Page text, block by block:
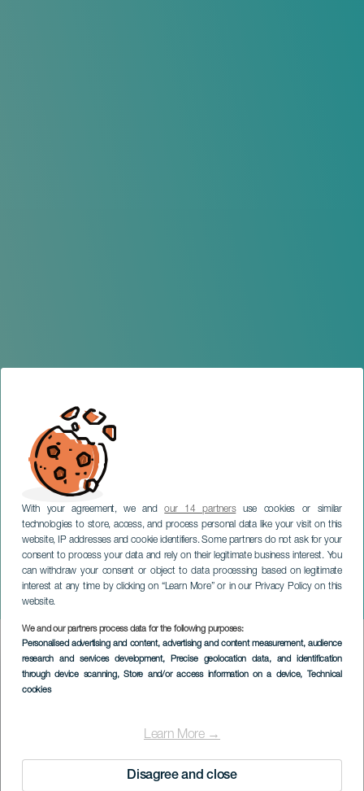
With your agreement, we andour 14 partnersuse cookies or similar
technologies to store, access, and process personal data like your visit on this
website, IP addresses and cookie identifiers. Some partners do not ask for your
consent to process your data and rely on their legitimate business interest. You
can withdraw your consent or object to data processing based on legitimate
interest at any time by clicking on “Learn More” or in our Privacy Policy on this
website.
We and our partners process data for the following purposes:
Personalised advertising and content, advertising and content measurement, audience
research and services development, Precise geolocation data, and identification
through device scanning, Store and/or access information on a device, Technical
cookies
Learn More →
Disagree and close
Die Internationale
Halloween-Regatta
LANZAROTE
Imagen
Listado